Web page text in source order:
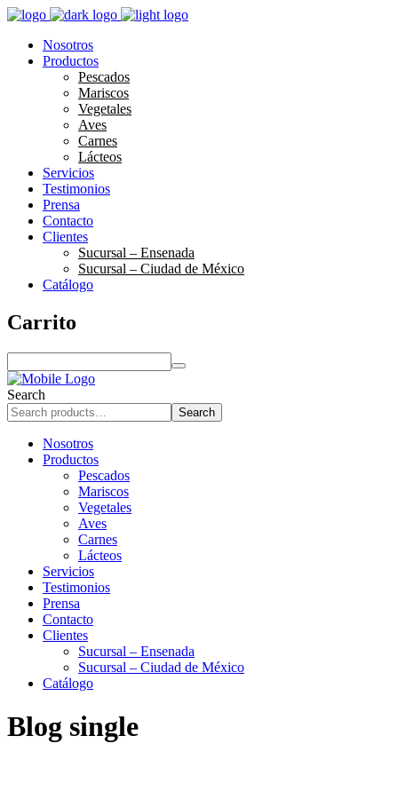
Nosotros
Productos
Pescados
Mariscos
Vegetales
Aves
Carnes
Lácteos
Servicios
Testimonios
Prensa
Contacto
Clientes
Sucursal – Ensenada
Sucursal – Ciudad de México
Catálogo
Carrito
e
a
r
c
Search
Search
Nosotros
Productos
Pescados
Mariscos
Vegetales
Aves
Carnes
Lácteos
Servicios
Testimonios
Prensa
Contacto
Clientes
Sucursal – Ensenada
Sucursal – Ciudad de México
Catálogo
Blog single